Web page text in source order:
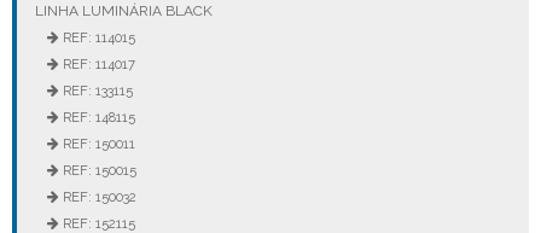
LINHA LUMINÁRIA BLACK
REF: 114015
REF: 114017
REF: 133115
REF: 148115
REF: 150011
REF: 150015
REF: 150032
REF: 152115